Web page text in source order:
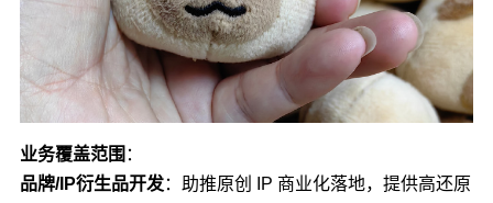
业务覆盖范围 ：
品牌/IP衍生品开发：助推原创 IP 商业化落地，提供高还原